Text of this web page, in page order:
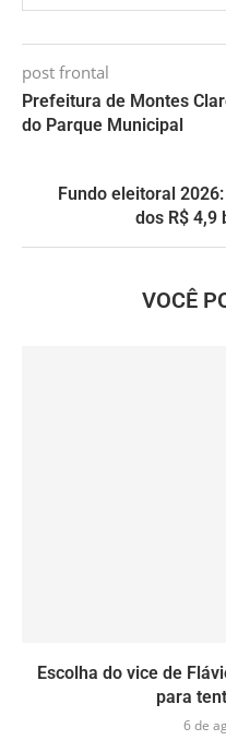
post frontal
Prefeitura de Montes
do Parque Municipal
Fundo eleitoral
dos R$ 4,9
VOCÊ
Escolha do vice de
para
6 de